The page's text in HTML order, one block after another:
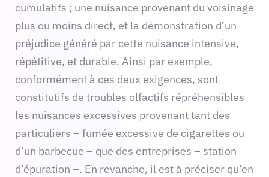
cumulatifs ; une nuisance provenant du voisinage
plus ou moins direct, et la démonstration d’un
préjudice généré par cette nuisance intensive,
répétitive, et durable. Ainsi par exemple,
conformément à ces deux exigences, sont
constitutifs de troubles olfactifs répréhensibles
les nuisances excessives provenant tant des
particuliers – fumée excessive de cigarettes ou
d’un barbecue – que des entreprises – station
d’épuration –. En revanche, il est à préciser qu’en